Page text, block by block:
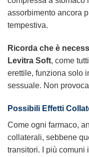
assorbimento ancora
tempestiva.
Ricorda che è
Levitra Soft, come
erettile, funziona solo
sessuale. Non
Possibili Effetti
Come ogni farmaco,
collaterali, sebbene
transitori. I più comuni